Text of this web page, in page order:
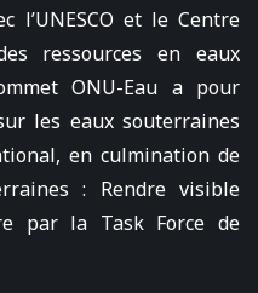
l’UNESCO et le Centre
ressources en eaux
ONU-Eau a pour
les eaux souterraines
en culmination de
: Rendre visible
par la Task Force de